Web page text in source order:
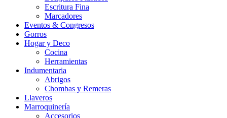
Escritura Fina
Marcadores
Eventos & Congresos
Gorros
Hogar y Deco
Cocina
Herramientas
Indumentaria
Abrigos
Chombas y Remeras
Llaveros
Marroquinería
Accesorios